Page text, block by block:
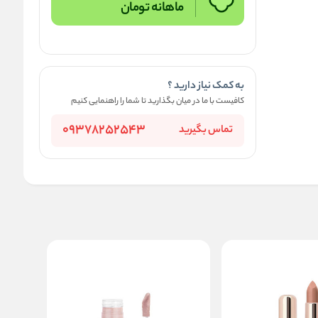
ماهانهتومان
به کمک نیاز دارید ؟
کافیست با ما در میان بگذارید تا شما را راهنمایی کنیم
تماس بگیرید 09378252543